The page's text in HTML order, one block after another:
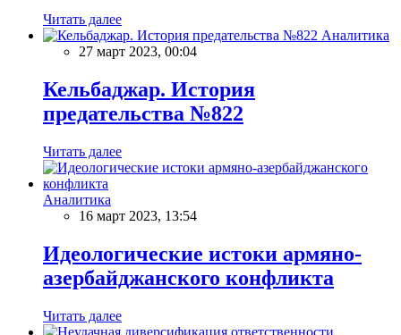
Читать далее
Аналитика
27 март 2023, 00:04
Кельбаджар. История
предательства №822
Читать далее
Аналитика
16 март 2023, 13:54
Идеологические истоки армяно-
азербайджанского конфликта
Читать далее